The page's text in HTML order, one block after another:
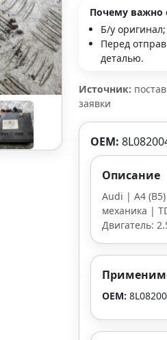
Почему важно
Б/у
Перед
деталью.
Источник:
заявки
OEM:
Описание
Audi | A4
механика |
Двигатель:
OEM: